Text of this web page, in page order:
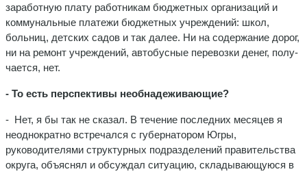
заработную плату работникам бюджетных организаций и
коммунальные пла­тежи бюджетных учреждений: школ,
больниц, детских садов и так далее. Ни на содержание до­рог,
ни на ремонт учреждений, ав­тобусные перевозки денег, полу­
чается, нет.
- То есть перспективы необна­деживающие?
- Нет, я бы так не сказал. В те­чение последних месяцев я
неод­нократно встречался с губернато­ром Югры,
руководителями струк­турных подразделений прави­тельства
округа, объяснял и об­суждал ситуацию, складывающу­юся в